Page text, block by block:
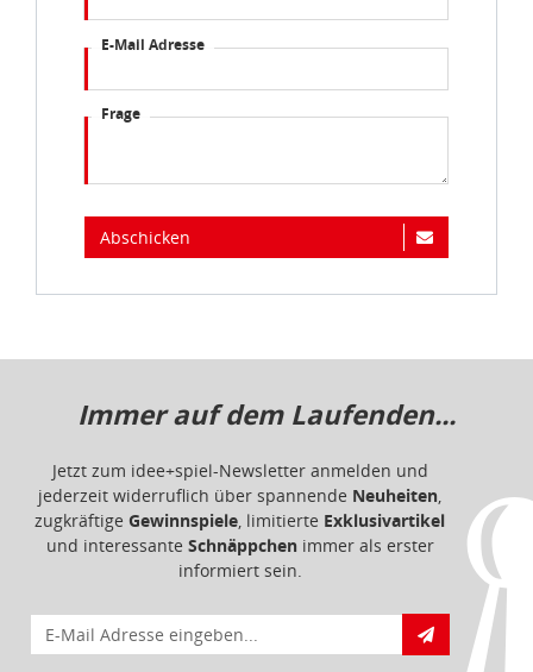
E-Mail Adresse
Frage
Abschicken
Immer auf dem Laufenden...
Jetzt zum idee+spiel-Newsletter anmelden und
jederzeit widerruflich über spannende Neuheiten,
zugkräftige Gewinnspiele, limitierte Exklusivartikel
und interessante Schnäppchenimmer als erster
informiert sein.
E-Mail für Newsletteranmeldung